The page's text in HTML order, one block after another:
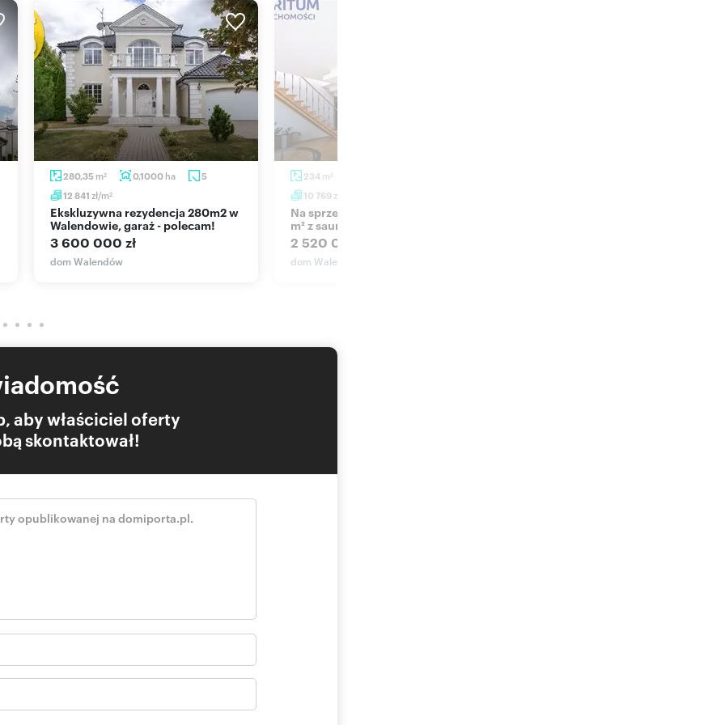
komfort i wygodę mieszkania.
280,35 m2 0,1000 ha
5
12 841 zł/m2
Ekskluzywna rezydencja 280m2 w
Walendowie, garaż - polecam!
3 600 000 zł
dom Walendów
234 m 2
10 769 zł/m
Na sprzedaż nowoczesny dom 234
m² z sauną i fotowoltaiką
2 520 000 zł
dom Walendów
aby właściciel oferty
skontaktował!